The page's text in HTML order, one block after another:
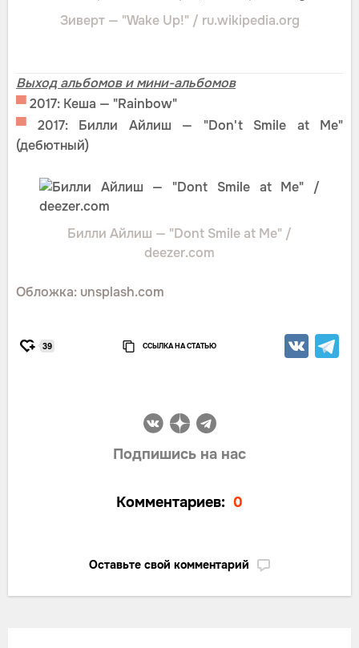
Зиверт — "Wake Up!" / ru.wikipedia.org
Выход альбомов и мини-альбомов
▀2017: Кеша — "Rainbow"
▀ 2017: Билли Айлиш — "Don't Smile at Me"
(дебютный)
Билли Айлиш — "Dont Smile at Me" /
deezer.com
Обложка: unsplash.com
39 ССЫЛКА НА СТАТЬЮ
Подпишись на нас
Комментариев: 0
Оставьте свой комментарий